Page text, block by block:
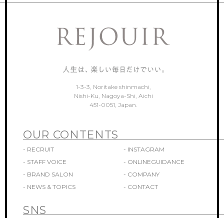
1-3-3, Noritake shinmachi,
Nishi-Ku, Nagoya-Shi, Aichi
451-0051, Japan.
OUR CONTENTS
- RECRUIT
- INSTAGRAM
- STAFF VOICE
- ONLINEGUIDANCE
- BRAND SALON
- COMPANY
- NEWS & TOPICS
- CONTACT
SNS